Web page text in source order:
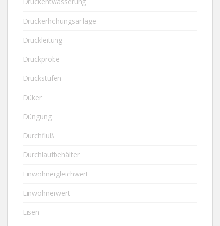
Druckerhöhungsanlage
Druckleitung
Druckprobe
Druckstufen
Düker
Düngung
Durchfluß
Durchlaufbehälter
Einwohnergleichwert
Einwohnerwert
Eisen